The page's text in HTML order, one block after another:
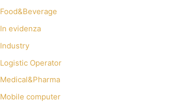
Food&Beverage
In evidenza
Industry
Logistic Operator
Medical&Pharma
Mobile computer